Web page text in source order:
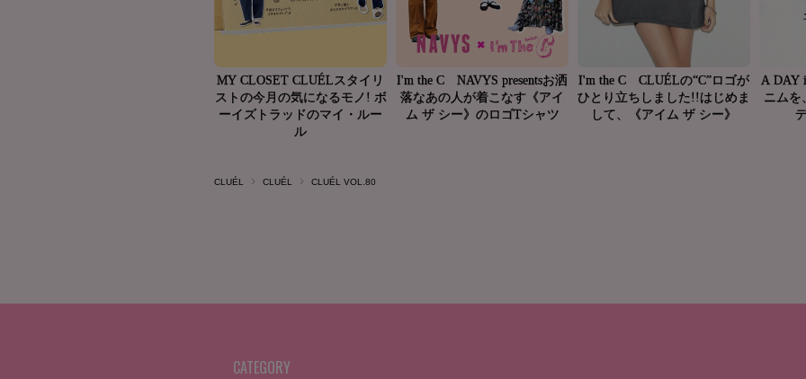
CLUÉL CLUÉL CLUÉL VOL.80
CATEGORY